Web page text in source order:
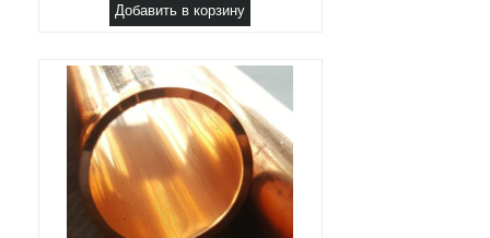
Добавить в корзину